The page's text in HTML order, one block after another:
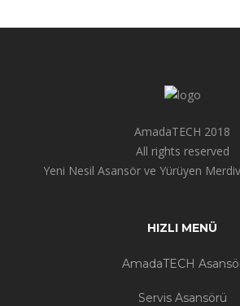
AmadaTECH 2018
All rights reserved
Yeni Nesil Asansör ve Yürüyen
HIZLI MENÜ
AmadaTECH
Servis Asansörü